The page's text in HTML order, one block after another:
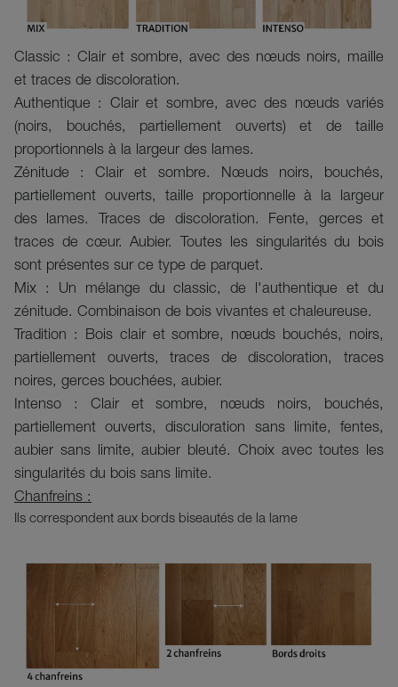
Classic : Clair et sombre, avec des nœuds noirs, maille
et traces de discoloration.
Authentique : Clair et sombre, avec des nœuds variés
(noirs, bouchés, partiellement ouverts) et de taille
proportionnels à la largeur des lames.
Zénitude : Clair et sombre. Nœuds noirs, bouchés,
partiellement ouverts, taille proportionnelle à la largeur
des lames. Traces de discoloration. Fente, gerces et
traces de cœur. Aubier. Toutes les singularités du bois
sont présentes sur ce type de parquet.
Mix : Un mélange du classic, de l'authentique et du
zénitude. Combinaison de bois vivantes et chaleureuse.
Tradition : Bois clair et sombre, nœuds bouchés, noirs,
partiellement ouverts, traces de discoloration, traces
noires, gerces bouchées, aubier.
Intenso : Clair et sombre, nœuds noirs, bouchés,
partiellement ouverts, disculoration sans limite, fentes,
aubier sans limite, aubier bleuté. Choix avec toutes les
singularités du bois sans limite.
Chanfreins :
Ils correspondent aux bords biseautés de la lame